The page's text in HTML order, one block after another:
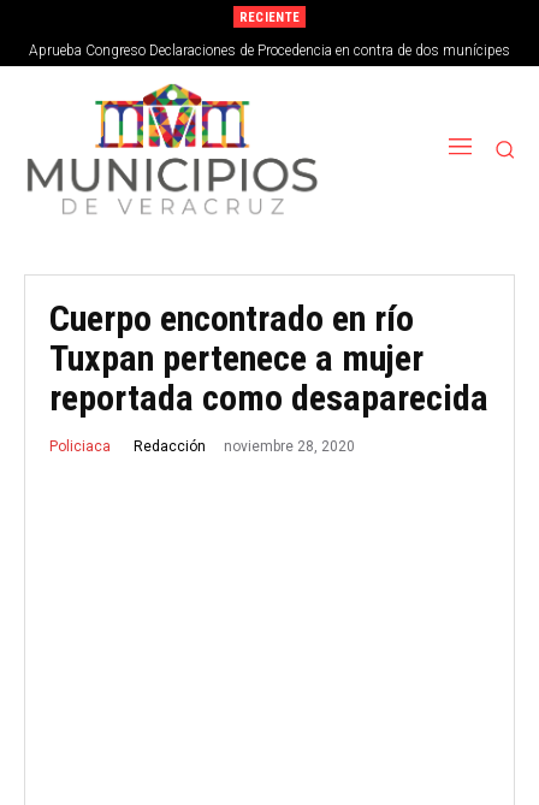
RECIENTE
Aprueba Congreso Declaraciones de Procedencia en contra de dos munícipes
Cuerpo encontrado en río
Tuxpan pertenece a mujer
reportada como desaparecida
Policiaca Redacción noviembre 28, 2020